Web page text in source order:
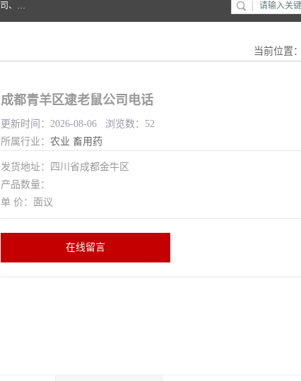
成都仁民有害生物防治服务有限公司是一家经营成都灭跳蚤公司、成都灭鼠公司、成都除虫公司、成都除四害公司、成都白蚁防治公司、成都杀虫公司等。业务覆盖：青白江、郫县、简阳、金堂、乐山、眉山、绵阳、彭州等区域。 由于我们的专业技术和服务态度得到了肯定、 目前公司已经与省内外的多个金 融企业、高端写字楼、星级酒 店、宾馆餐饮企业、学校、制造生产企业、物业小区建立了长期友好的合作关系。
当前位置：
成都青羊区逮老鼠公司电话
更新时间：2026-08-06 浏览数：52
所属行业： 农业 畜用药
发货地址：四川省成都金牛区
产品数量：
单 价：面议
在线留言